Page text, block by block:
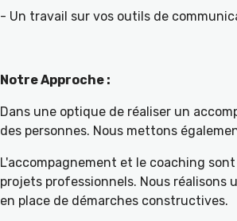
- Un travail sur vos outils de
Notre Approche :
Dans une optique de réaliser un
des personnes. Nous mettons
L'accompagnement et le coaching
projets professionnels. Nous
en place de démarches constructives.